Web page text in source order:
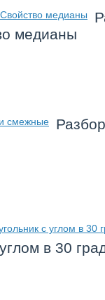
медианы
в 30